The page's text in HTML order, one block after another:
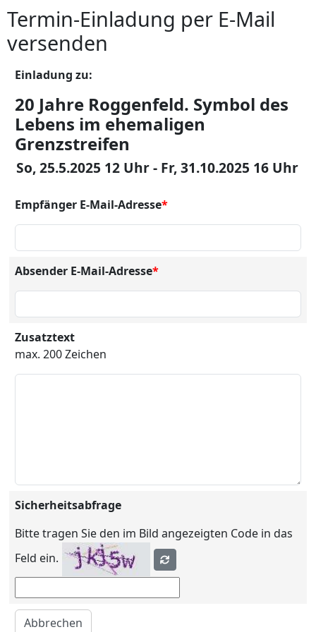
Termin-Einladung per E-Mail
versenden
Einladung zu:
20 Jahre Roggenfeld. Symbol des
Lebens im ehemaligen
Grenzstreifen
So, 25.5.2025 12 Uhr - Fr, 31.10.2025 16 Uhr
Empfänger E-Mail-Adresse*
Absender E-Mail-Adresse*
Zusatztext
max. 200 Zeichen
Sicherheitsabfrage
Bitte tragen Sie den im Bild angezeigten Code in das
Feld ein.
Abbrechen